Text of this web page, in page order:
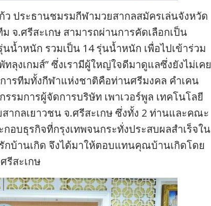
ประธานชมรมกีฬามวยสากลสมัครเล่นจังหวัด
จ.ศรีสะเกษ สามารถผ่านการคัดเลือกเป็น
ำหนัก รวมเป็น 14 รุ่นน้ำหนัก เพื่อไปเข้าร่วม
ลุงเกมส์” ซึ่งเรามีผู้ใหญ่ใจดีมาดูแลซึ่งยังไม่เคย
รทีมทั้งกีฬาแห่งชาติคือท่านศรีมงคล คำเคน
มการผู้จัดการบริษัท เพาเวอร์พูล เทคโนโลยี
กลเยาวชน จ.ศรีสะเกษ ซึ่งทั้ง 2 ท่านและคณะ
อบธุรกิจที่กรุงเทพจนกระทั่งประสบผลสำเร็จใน
กบ้านเกิด จึงได้มาให้ตอบแทนคุณบ้านเกิดโดย
รีสะเกษ